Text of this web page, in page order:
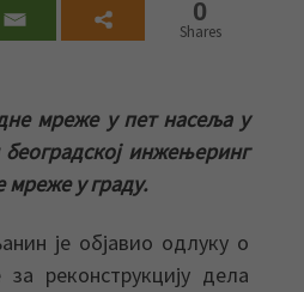
0
Shares
мреже у пет насеља у
инжењеринг
мреже у граду.
је објавио одлуку о
реконструкцију дела